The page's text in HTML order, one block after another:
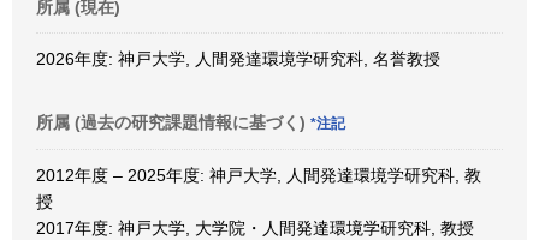
所属 (現在)
2026年度: 神戸大学, 人間発達環境学研究科, 名誉教授
所属 (過去の研究課題情報に基づく) *注記
2012年度 – 2025年度: 神戸大学, 人間発達環境学研究科, 教
授
2017年度: 神戸大学, 大学院・人間発達環境学研究科, 教授